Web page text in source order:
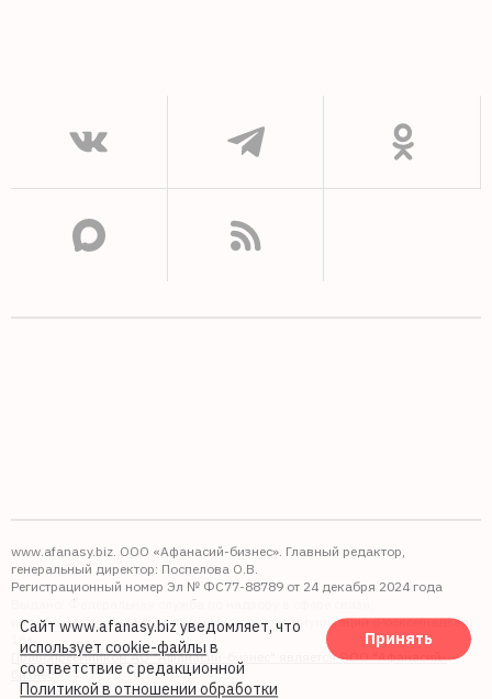
www.afanasy.biz. ООО «Афанасий-бизнес». Главный редактор,
генеральный директор: Поспелова О.В.
Регистрационный номер Эл № ФС77-88789 от 24 декабря 2024 года
Выдано: Федеральная служба по надзору в сфере связи,
информационных технологий и массовых коммуникаций (Роскомнадзор).
Правопреемником АО "Афанасий-бизнес" является ООО "Афанасий-
бизнес"
Сайт www.afanasy.biz уведомляет, что
использует cookie-файлы в
соответствие с редакционной
Политикой в отношении обработки
Принять